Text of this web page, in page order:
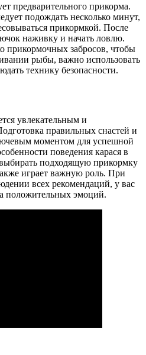
предварительного прикорма.
подождать несколько минут,
прикормкой. После
наживку и начать ловлю.
прикормочных забросов, чтобы
рыбы, важно использовать
технику безопасности.
увлекательным и
правильных снастей и
моментом для успешной
поведения карася в
подходящую прикормку
играет важную роль. При
всех рекомендаций, у вас
положительных эмоций.